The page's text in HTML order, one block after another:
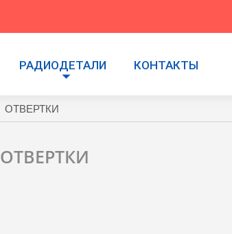
РАДИОДЕТАЛИ КОНТАКТЫ
ОТВЕРТКИ
ОТВЕРТКИ